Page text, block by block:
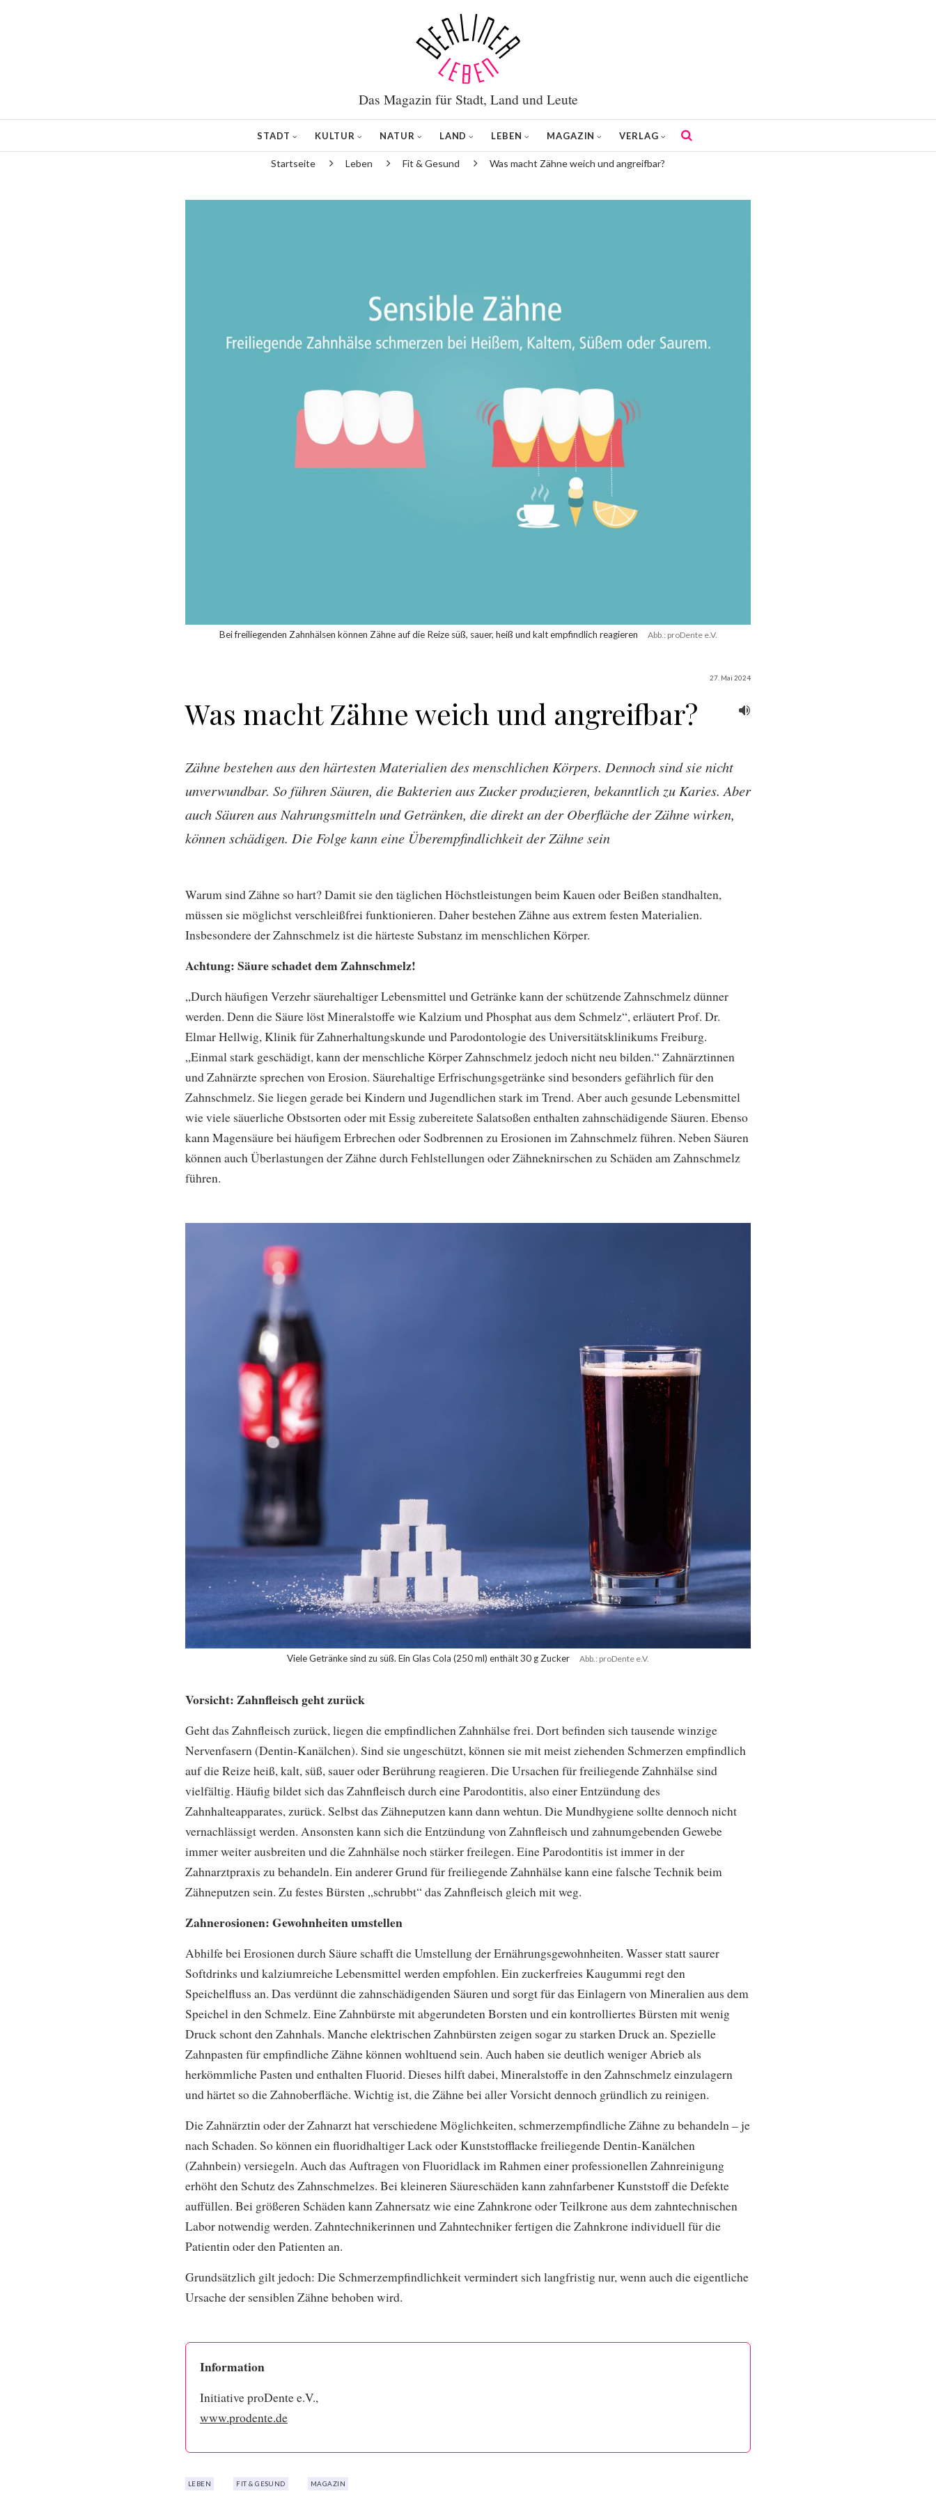
Das Magazin für Stadt, Land und Leute
STADT KULTUR NATUR LAND LEBEN MAGAZIN VERLAG
Startseite Leben Fit & Gesund Was macht Zähne weich und angreifbar?
Bei freiliegenden Zahnhälsen können Zähne auf die Reize süß, sauer, heiß und kalt empfindlich reagieren Abb.: proDente e.V.
27. Mai 2024
Was macht Zähne weich und angreifbar?
Zähne bestehen aus den härtesten Materialien des menschlichen Körpers. Dennoch sind sie nicht
unverwundbar. So führen Säuren, die Bakterien aus Zucker produzieren, bekanntlich zu Karies. Aber
auch Säuren aus Nahrungsmitteln und Getränken, die direkt an der Oberfläche der Zähne wirken,
können schädigen. Die Folge kann eine Überempfindlichkeit der Zähne sein
Warum sind Zähne so hart? Damit sie den täglichen Höchstleistungen beim Kauen oder Beißen standhalten,
müssen sie möglichst verschleißfrei funktionieren. Daher bestehen Zähne aus extrem festen Materialien.
Insbesondere der Zahnschmelz ist die härteste Substanz im menschlichen Körper.
Achtung: Säure schadet dem Zahnschmelz!
„Durch häufigen Verzehr säurehaltiger Lebensmittel und Getränke kann der schützende Zahnschmelz dünner
werden. Denn die Säure löst Mineralstoffe wie Kalzium und Phosphat aus dem Schmelz“, erläutert Prof. Dr.
Elmar Hellwig, Klinik für Zahnerhaltungskunde und Parodontologie des Universitätsklinikums Freiburg.
„Einmal stark geschädigt, kann der menschliche Körper Zahnschmelz jedoch nicht neu bilden.“ Zahnärztinnen
und Zahnärzte sprechen von Erosion. Säurehaltige Erfrischungsgetränke sind besonders gefährlich für den
Zahnschmelz. Sie liegen gerade bei Kindern und Jugendlichen stark im Trend. Aber auch gesunde Lebensmittel
wie viele säuerliche Obstsorten oder mit Essig zubereitete Salatsoßen enthalten zahnschädigende Säuren. Ebenso
kann Magensäure bei häufigem Erbrechen oder Sodbrennen zu Erosionen im Zahnschmelz führen. Neben Säuren
können auch Überlastungen der Zähne durch Fehlstellungen oder Zähneknirschen zu Schäden am Zahnschmelz
führen.
Viele Getränke sind zu süß. Ein Glas Cola (250 ml) enthält 30 g Zucker Abb.: proDente e.V.
Vorsicht: Zahnfleisch geht zurück
Geht das Zahnfleisch zurück, liegen die empfindlichen Zahnhälse frei. Dort befinden sich tausende winzige
Nervenfasern (Dentin-Kanälchen). Sind sie ungeschützt, können sie mit meist ziehenden Schmerzen empfindlich
auf die Reize heiß, kalt, süß, sauer oder Berührung reagieren. Die Ursachen für freiliegende Zahnhälse sind
vielfältig. Häufig bildet sich das Zahnfleisch durch eine Parodontitis, also einer Entzündung des
Zahnhalteapparates, zurück. Selbst das Zähneputzen kann dann wehtun. Die Mundhygiene sollte dennoch nicht
vernachlässigt werden. Ansonsten kann sich die Entzündung von Zahnfleisch und zahnumgebenden Gewebe
immer weiter ausbreiten und die Zahnhälse noch stärker freilegen. Eine Parodontitis ist immer in der
Zahnarztpraxis zu behandeln. Ein anderer Grund für freiliegende Zahnhälse kann eine falsche Technik beim
Zähneputzen sein. Zu festes Bürsten „schrubbt“ das Zahnfleisch gleich mit weg.
Zahnerosionen: Gewohnheiten umstellen
Abhilfe bei Erosionen durch Säure schafft die Umstellung der Ernährungsgewohnheiten. Wasser statt saurer
Softdrinks und kalziumreiche Lebensmittel werden empfohlen. Ein zuckerfreies Kaugummi regt den
Speichelfluss an. Das verdünnt die zahnschädigenden Säuren und sorgt für das Einlagern von Mineralien aus dem
Speichel in den Schmelz. Eine Zahnbürste mit abgerundeten Borsten und ein kontrolliertes Bürsten mit wenig
Druck schont den Zahnhals. Manche elektrischen Zahnbürsten zeigen sogar zu starken Druck an. Spezielle
Zahnpasten für empfindliche Zähne können wohltuend sein. Auch haben sie deutlich weniger Abrieb als
herkömmliche Pasten und enthalten Fluorid. Dieses hilft dabei, Mineralstoffe in den Zahnschmelz einzulagern
und härtet so die Zahnoberfläche. Wichtig ist, die Zähne bei aller Vorsicht dennoch gründlich zu reinigen.
Die Zahnärztin oder der Zahnarzt hat verschiedene Möglichkeiten, schmerzempfindliche Zähne zu behandeln – je
nach Schaden. So können ein fluoridhaltiger Lack oder Kunststofflacke freiliegende Dentin-Kanälchen
(Zahnbein) versiegeln. Auch das Auftragen von Fluoridlack im Rahmen einer professionellen Zahnreinigung
erhöht den Schutz des Zahnschmelzes. Bei kleineren Säureschäden kann zahnfarbener Kunststoff die Defekte
auffüllen. Bei größeren Schäden kann Zahnersatz wie eine Zahnkrone oder Teilkrone aus dem zahntechnischen
Labor notwendig werden. Zahntechnikerinnen und Zahntechniker fertigen die Zahnkrone individuell für die
Patientin oder den Patienten an.
Grundsätzlich gilt jedoch: Die Schmerzempfindlichkeit vermindert sich langfristig nur, wenn auch die eigentliche
Ursache der sensiblen Zähne behoben wird.
Information
Initiative proDente e.V.,
www.prodente.de
LEBEN FIT & GESUND MAGAZIN